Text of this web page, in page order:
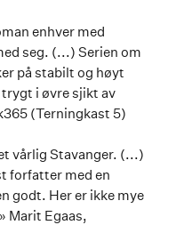
enhver med
seg. (...) Serien om
på stabilt og høyt
i øvre sjikt av
(Terningkast 5)
vårlig Stavanger. (...)
forfatter med en
godt. Her er ikke mye
Marit Egaas,